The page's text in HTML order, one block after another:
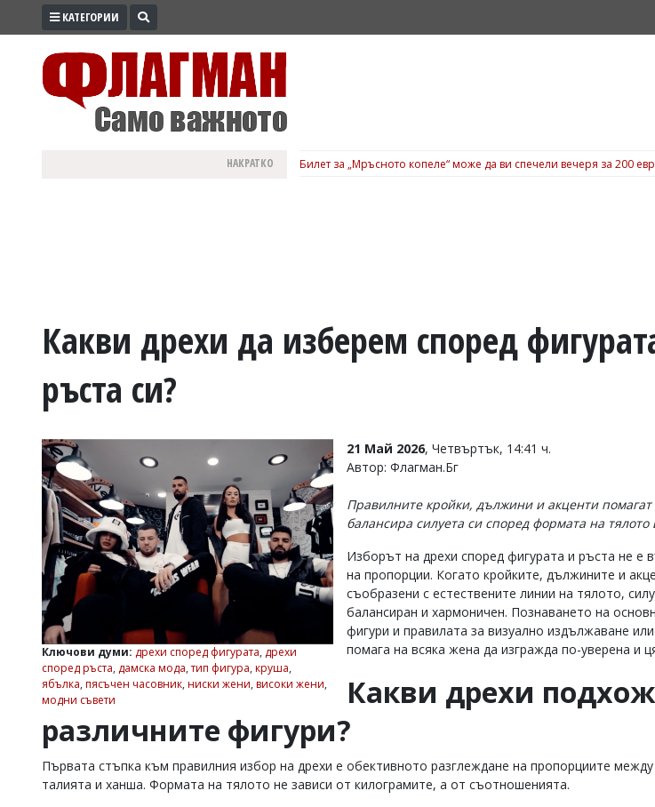
ПРОМО
ВОЙНАТА
УКРАЙНА
РАЗСЛЕДВАНЕ
БИЗНЕС
Управители:
Веселин
Василев,
v.vasilev@flagman.bg
Касабова,
k.kassabova@flagman.bg
Главен
office@flagman.bg
КАТЕГОРИИ
НАКРАТКО Билет за „Мръсното копеле“ може да ви спечели вечеря за 200
Какви дрехи да изберем според
ръста си?
Ключови думи: дрехи според фигурата, дрехи
според ръста, дамска мода,тип фигура, круша,
ябълка, пясъчен часовник, ниски жени, високи жени,
модни съвети
21 Май 2026, Четвъртък, 14:41 ч.
Автор: Флагман.Бг
Правилните кройки, дължини и акценти помагат
балансира силуета си според формата на тялото
Изборът на дрехи според фигурата и ръста не е
на пропорции. Когато кройките, дължините и
съобразени с естествените линии на тялото,
балансиран и хармоничен. Познаването на
фигури и правилата за визуално издължаване
помага на всяка жена да изгражда по-уверена и
Какви дрехи
различните фигури?
Първата стъпка към правилния избор на дрехи е обективното разглеждане на пропорциите
талията и ханша. Формата на тялото не зависи от килограмите, а от съотношенията.